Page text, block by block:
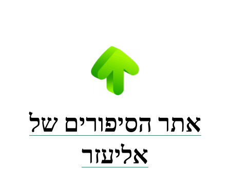
אתר הסיפורים של
אליעזר